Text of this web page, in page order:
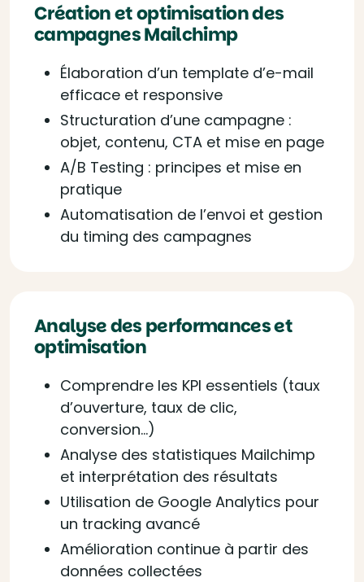
Création et optimisation des
campagnes Mailchimp
Élaboration d’un template d’e-mail
efficace et responsive
Structuration d’une campagne :
objet, contenu, CTA et mise en page
A/B Testing : principes et mise en
pratique
Automatisation de l’envoi et gestion
du timing des campagnes
Analyse des performances et
optimisation
Comprendre les KPI essentiels (taux
d’ouverture, taux de clic,
conversion…)
Analyse des statistiques Mailchimp
et interprétation des résultats
Utilisation de Google Analytics pour
un tracking avancé
Amélioration continue à partir des
données collectées